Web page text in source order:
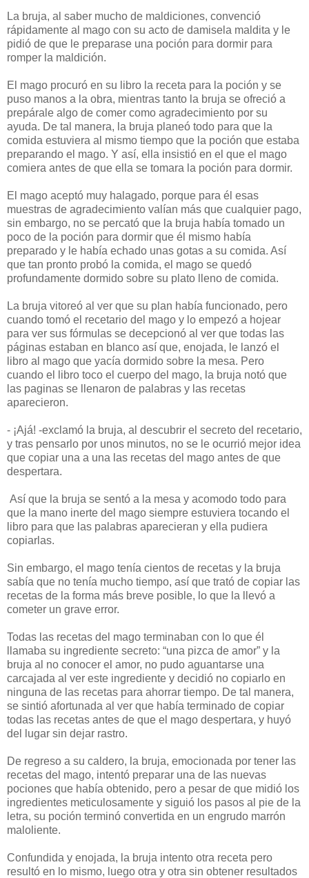
La bruja, al saber mucho de maldiciones, convenció
rápidamente al mago con su acto de damisela maldita y le
pidió de que le preparase una poción para dormir para
romper la maldición.
El mago procuró en su libro la receta para la poción y se
puso manos a la obra, mientras tanto la bruja se ofreció a
prepárale algo de comer como agradecimiento por su
ayuda. De tal manera, la bruja planeó todo para que la
comida estuviera al mismo tiempo que la poción que estaba
preparando el mago. Y así, ella insistió en el que el mago
comiera antes de que ella se tomara la poción para dormir.
El mago aceptó muy halagado, porque para él esas
muestras de agradecimiento valían más que cualquier pago,
sin embargo, no se percató que la bruja había tomado un
poco de la poción para dormir que él mismo había
preparado y le había echado unas gotas a su comida. Así
que tan pronto probó la comida, el mago se quedó
profundamente dormido sobre su plato lleno de comida.
La bruja vitoreó al ver que su plan había funcionado, pero
cuando tomó el recetario del mago y lo empezó a hojear
para ver sus fórmulas se decepcionó al ver que todas las
páginas estaban en blanco así que, enojada, le lanzó el
libro al mago que yacía dormido sobre la mesa. Pero
cuando el libro toco el cuerpo del mago, la bruja notó que
las paginas se llenaron de palabras y las recetas
aparecieron.
- ¡Ajá! -exclamó la bruja, al descubrir el secreto del recetario,
y tras pensarlo por unos minutos, no se le ocurrió mejor idea
que copiar una a una las recetas del mago antes de que
despertara.
Así que la bruja se sentó a la mesa y acomodo todo para
que la mano inerte del mago siempre estuviera tocando el
libro para que las palabras aparecieran y ella pudiera
copiarlas.
Sin embargo, el mago tenía cientos de recetas y la bruja
sabía que no tenía mucho tiempo, así que trató de copiar las
recetas de la forma más breve posible, lo que la llevó a
cometer un grave error.
Todas las recetas del mago terminaban con lo que él
llamaba su ingrediente secreto: “una pizca de amor” y la
bruja al no conocer el amor, no pudo aguantarse una
carcajada al ver este ingrediente y decidió no copiarlo en
ninguna de las recetas para ahorrar tiempo. De tal manera,
se sintió afortunada al ver que había terminado de copiar
todas las recetas antes de que el mago despertara, y huyó
del lugar sin dejar rastro.
De regreso a su caldero, la bruja, emocionada por tener las
recetas del mago, intentó preparar una de las nuevas
pociones que había obtenido, pero a pesar de que midió los
ingredientes meticulosamente y siguió los pasos al pie de la
letra, su poción terminó convertida en un engrudo marrón
maloliente.
Confundida y enojada, la bruja intento otra receta pero
resultó en lo mismo, luego otra y otra sin obtener resultados